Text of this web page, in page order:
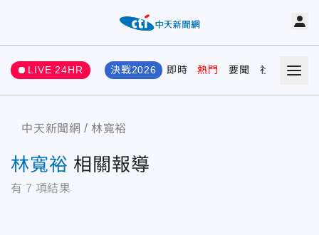
LIVE 24HR 決戰2026 即時 熱門 要聞 社會 娛樂
中天新聞網 林寬裕
林寬裕 相關報導
有 7 項結果